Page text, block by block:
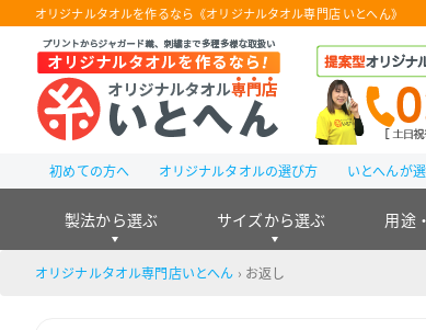
オリジナルタオルを作るなら《オリジナルタオル専門店 いとへん》
初めての方へ オリジナルタオルの選び方 いとへんが
製法から選ぶ サイズから選ぶ 用途
オリジナルタオル専門店いとへん › お返し